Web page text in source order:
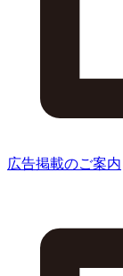
広告掲載のご案内